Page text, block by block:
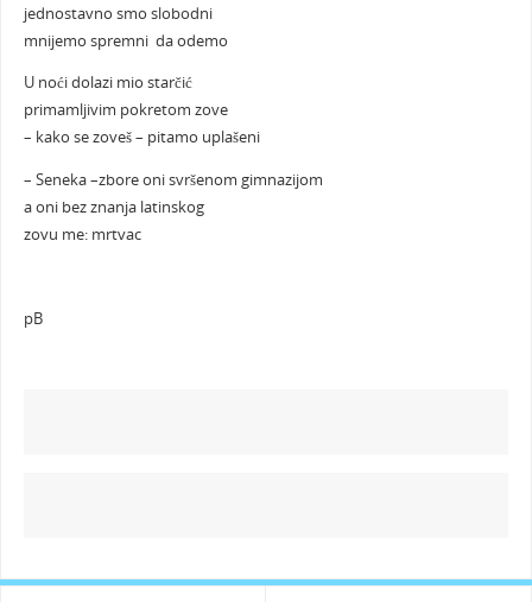
jednostavno smo slobodni
mnijemo spremni da odemo
U noći dolazi mio starčić
primamljivim pokretom zove
– kako se zoveš – pitamo uplašeni
– Seneka –zbore oni svršenom gimnazijom
a oni bez znanja latinskog
zovu me: mrtvac
pB